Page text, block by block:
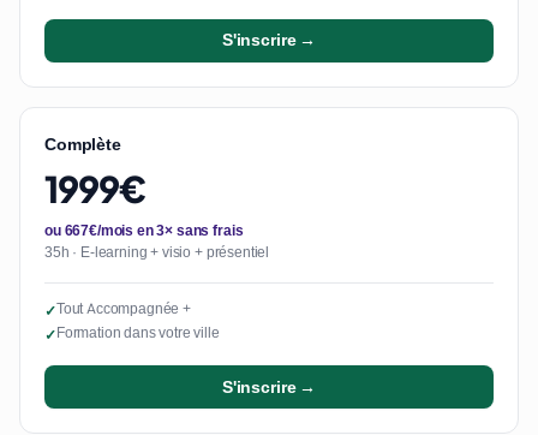
S'inscrire →
Complète
1999€
ou 667€/mois en 3× sans frais
35h · E-learning + visio + présentiel
✓Tout Accompagnée +
✓Formation dans votre ville
S'inscrire →